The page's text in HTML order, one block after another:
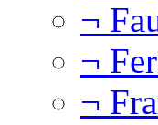
¬
¬
¬